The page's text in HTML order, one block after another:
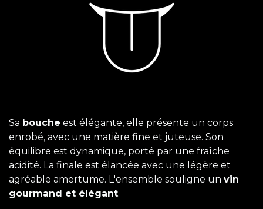
Sa bouche est élégante, elle présente un corps
enrobé, avec une matière fine et juteuse. Son
équilibre est dynamique, porté par une fraîche
acidité. La finale est élancée avec une légère et
agréable amertume. L'ensemble souligne un vin
gourmand et élégant.